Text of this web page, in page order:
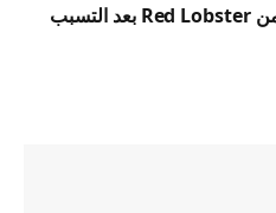
عاد “الروبيان الذي لا نهاية له” من Red Lobster بعد التسبب